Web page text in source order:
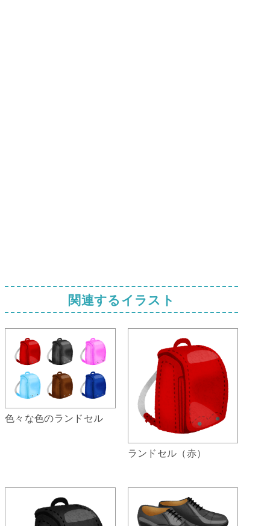
関連するイラスト
色々な色のランドセル
ランドセル（赤）